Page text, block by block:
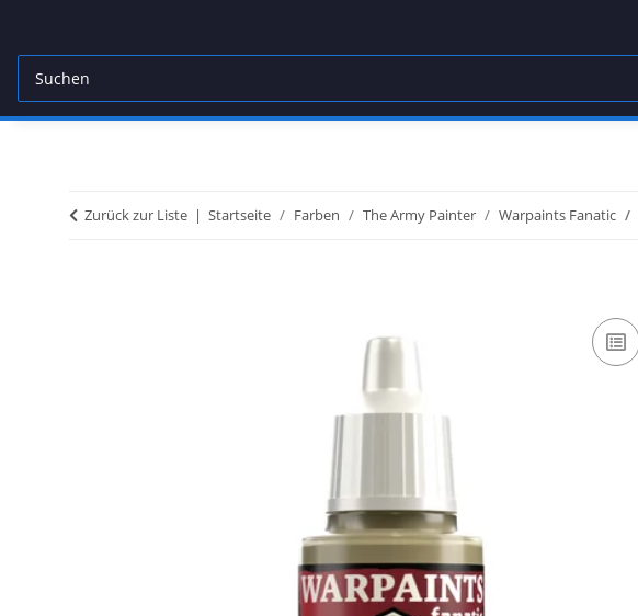
Zurück zur Liste Startseite Farben The Army Painter Warpaints Fanatic